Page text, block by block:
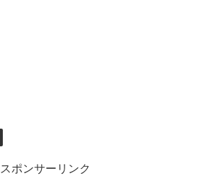
スポンサーリンク